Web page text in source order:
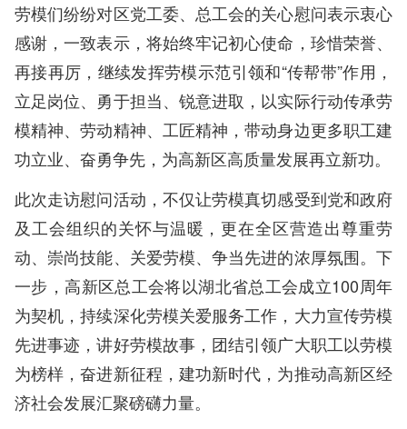
劳模们纷纷对区党工委、总工会的关心慰问表示衷心
感谢，一致表示，将始终牢记初心使命，珍惜荣誉、
再接再厉，继续发挥劳模示范引领和“传帮带”作用，
立足岗位、勇于担当、锐意进取，以实际行动传承劳
模精神、劳动精神、工匠精神，带动身边更多职工建
功立业、奋勇争先，为高新区高质量发展再立新功。
此次走访慰问活动，不仅让劳模真切感受到党和政府
及工会组织的关怀与温暖，更在全区营造出尊重劳
动、崇尚技能、关爱劳模、争当先进的浓厚氛围。下
一步，高新区总工会将以湖北省总工会成立100周年
为契机，持续深化劳模关爱服务工作，大力宣传劳模
先进事迹，讲好劳模故事，团结引领广大职工以劳模
为榜样，奋进新征程，建功新时代，为推动高新区经
济社会发展汇聚磅礴力量。